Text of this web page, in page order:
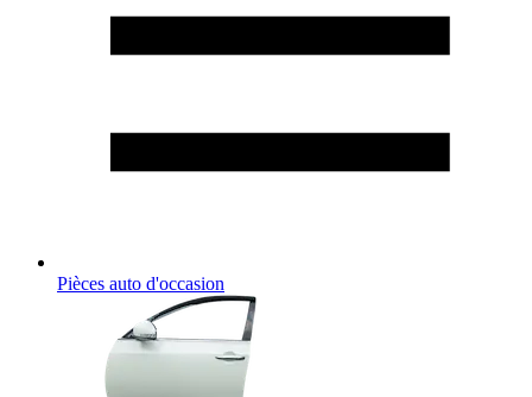
Pièces auto d'occasion